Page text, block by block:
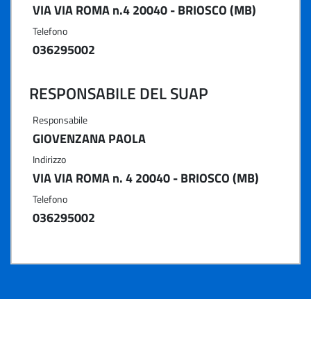
VIA VIA ROMA n.4 20040 - BRIOSCO (MB)
Telefono
036295002
RESPONSABILE DEL SUAP
Responsabile
GIOVENZANA PAOLA
Indirizzo
VIA VIA ROMA n. 4 20040 - BRIOSCO (MB)
Telefono
036295002